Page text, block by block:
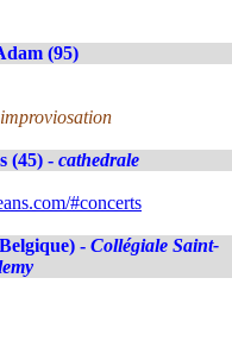
(95)
(45) - cathedrale
#concerts
- Collégiale Saint-